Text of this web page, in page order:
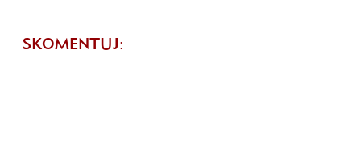
SKOMENTUJ: